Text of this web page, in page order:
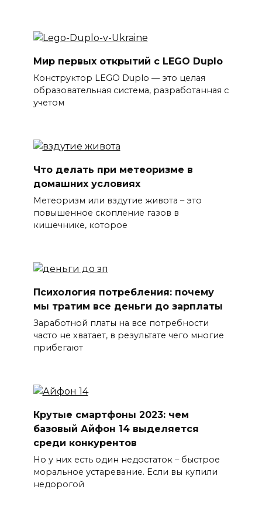
Мир первых открытий с LEGO Duplo
Конструктор LEGO Duplo — это целая
образовательная система, разработанная с
учетом
Что делать при метеоризме в
домашних условиях
Метеоризм или вздутие живота – это
повышенное скопление газов в
кишечнике, которое
Психология потребления: почему
мы тратим все деньги до зарплаты
Заработной платы на все потребности
часто не хватает, в результате чего многие
прибегают
Крутые смартфоны 2023: чем
базовый Айфон 14 выделяется
среди конкурентов
Но у них есть один недостаток – быстрое
моральное устаревание. Если вы купили
недорогой